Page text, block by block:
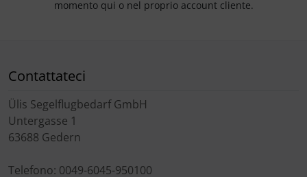
momento qui o nel proprio account cliente.
Contattateci
Ülis Segelflugbedarf GmbH
Untergasse 1
63688 Gedern
Telefono: 0049-6045-950100